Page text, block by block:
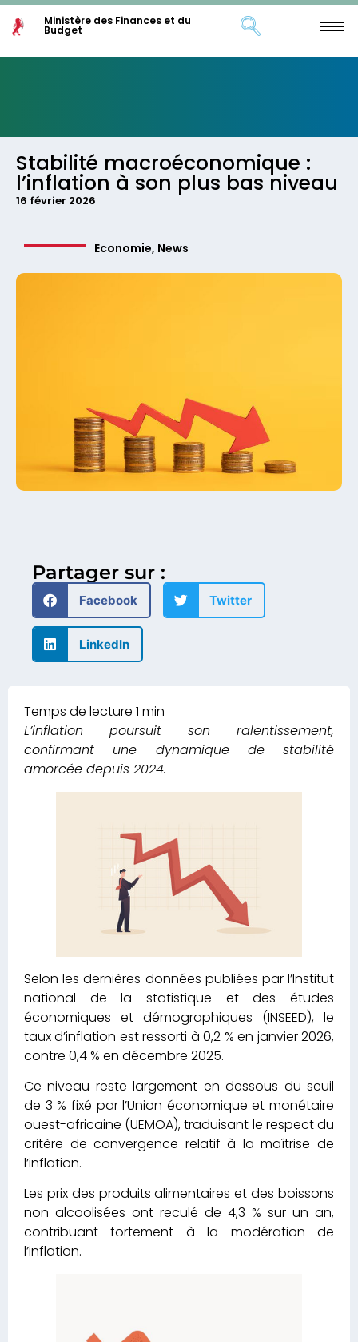
Ministère des Finances et du
Budget
Stabilité macroéconomique :
l’inflation à son plus bas niveau
16 février 2026
Economie, News
Partager sur :
Facebook Twitter
LinkedIn
L’inflation poursuit son ralentissement,
confirmant une dynamique de stabilité
amorcée depuis 2024.
Selon les dernières données publiées par l’Institut
national de la statistique et des études
économiques et démographiques (INSEED), le
taux d’inflation est ressorti à 0,2 % en janvier 2026,
contre 0,4 % en décembre 2025.
Ce niveau reste largement en dessous du seuil
de 3 % fixé par l’Union économique et monétaire
ouest-africaine (UEMOA), traduisant le respect du
critère de convergence relatif à la maîtrise de
l’inflation.
Les prix des produits alimentaires et des boissons
non alcoolisées ont reculé de 4,3 % sur un an,
contribuant fortement à la modération de
l’inflation.